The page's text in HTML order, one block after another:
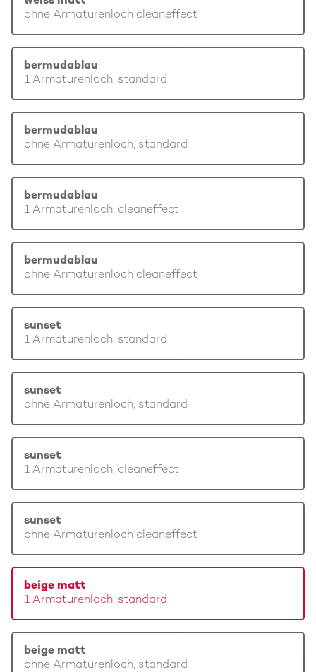
ohne Armaturenloch cleaneffect
bermudablau
1 Armaturenloch, standard
bermudablau
ohne Armaturenloch, standard
bermudablau
1 Armaturenloch, cleaneffect
bermudablau
ohne Armaturenloch cleaneffect
sunset
1 Armaturenloch, standard
sunset
ohne Armaturenloch, standard
sunset
1 Armaturenloch, cleaneffect
sunset
ohne Armaturenloch cleaneffect
beige matt
1 Armaturenloch, standard
beige matt
ohne Armaturenloch, standard